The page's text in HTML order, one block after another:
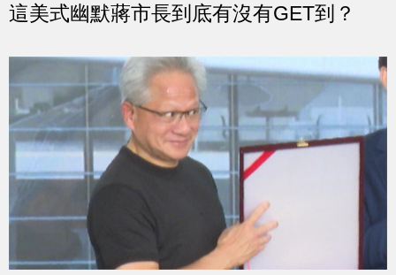
這美式幽默蔣市長到底有沒有GET到？